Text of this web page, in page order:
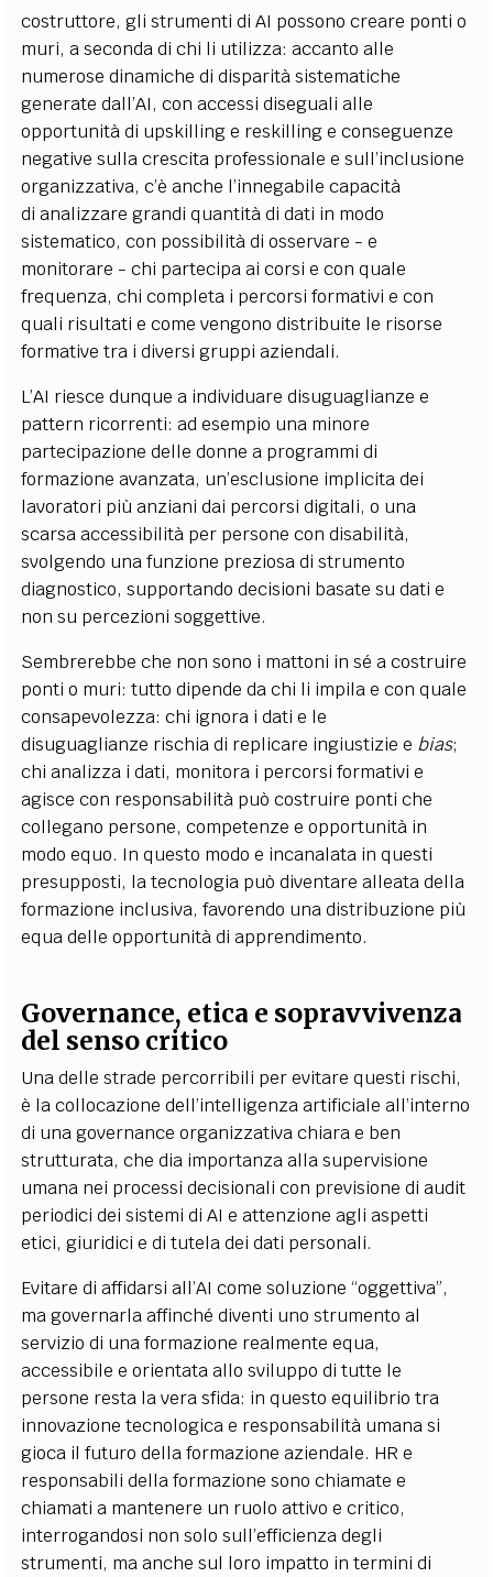
costruttore, gli strumenti di AI possono creare ponti o
muri, a seconda di chi li utilizza: accanto alle
numerose dinamiche di disparità sistematiche
generate dall’AI, con accessi diseguali alle
opportunità di upskilling e reskilling e conseguenze
negative sulla crescita professionale e sull’inclusione
organizzativa, c’è anche l’innegabile capacità
di analizzare grandi quantità di dati in modo
sistematico, con possibilità di osservare - e
monitorare - chi partecipa ai corsi e con quale
frequenza, chi completa i percorsi formativi e con
quali risultati e come vengono distribuite le risorse
formative tra i diversi gruppi aziendali.
L’AI riesce dunque a individuare disuguaglianze e
pattern ricorrenti: ad esempio una minore
partecipazione delle donne a programmi di
formazione avanzata, un’esclusione implicita dei
lavoratori più anziani dai percorsi digitali, o una
scarsa accessibilità per persone con disabilità,
svolgendo una funzione preziosa di strumento
diagnostico, supportando decisioni basate su dati e
non su percezioni soggettive.
Sembrerebbe che non sono i mattoni in sé a costruire
ponti o muri: tutto dipende da chi li impila e con quale
consapevolezza: chi ignora i dati e le
disuguaglianze rischia di replicare ingiustizie e bias;
chi analizza i dati, monitora i percorsi formativi e
agisce con responsabilità può costruire ponti che
collegano persone, competenze e opportunità in
modo equo. In questo modo e incanalata in questi
presupposti, la tecnologia può diventare alleata della
formazione inclusiva, favorendo una distribuzione più
equa delle opportunità di apprendimento.
Governance, etica e sopravvivenza
del senso critico
Una delle strade percorribili per evitare questi rischi,
è la collocazione dell’intelligenza artificiale all’interno
di una governance organizzativa chiara e ben
strutturata, che dia importanza alla supervisione
umana nei processi decisionali con previsione di audit
periodici dei sistemi di AI e attenzione agli aspetti
etici, giuridici e di tutela dei dati personali.
Evitare di affidarsi all’AI come soluzione “oggettiva”,
ma governarla affinché diventi uno strumento al
servizio di una formazione realmente equa,
accessibile e orientata allo sviluppo di tutte le
persone resta la vera sfida: in questo equilibrio tra
innovazione tecnologica e responsabilità umana si
gioca il futuro della formazione aziendale. HR e
responsabili della formazione sono chiamate e
chiamati a mantenere un ruolo attivo e critico,
interrogandosi non solo sull’efficienza degli
strumenti, ma anche sul loro impatto in termini di